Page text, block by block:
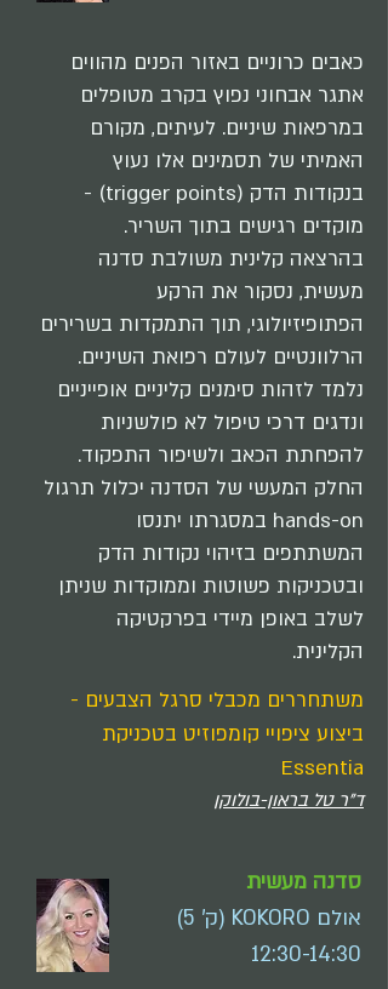
כאבים כרוניים באזור הפנים מהווים
אתגר אבחוני נפוץ בקרב מטופלים
במרפאות שיניים. לעיתים, מקורם
האמיתי של תסמינים אלו נעוץ
בנקודות הדק (trigger points) -
מוקדים רגישים בתוך השריר.
בהרצאה קלינית משולבת סדנה
מעשית, נסקור את הרקע
הפתופיזיולוגי, תוך התמקדות בשרירים
הרלוונטיים לעולם רפואת השיניים.
נלמד לזהות סימנים קליניים אופייניים
ונדגים דרכי טיפול לא פולשניות
להפחתת הכאב ולשיפור התפקוד.
החלק המעשי של הסדנה יכלול תרגול
hands-on במסגרתו יתנסו
המשתתפים בזיהוי נקודות הדק
ובטכניקות פשוטות וממוקדות שניתן
לשלב באופן מיידי בפרקטיקה
הקלינית.
משתחררים מכבלי סרגל הצבעים -
ביצוע ציפויי קומפוזיט בטכניקת
Essentia
ד"ר טל בראון-בולוקן
סדנה מעשית
אולם KOKORO (ק' 5)
12:30-14:30